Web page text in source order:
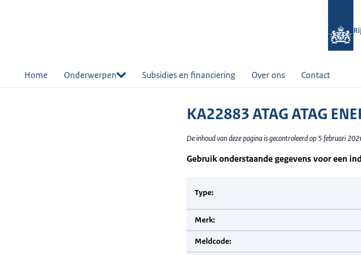
Home Onderwerpen Subsidies en financiering Over ons Contact
KA22883 ATAG ATAG
De inhoud van deze pagina is gecontroleerd op 5 februari
Gebruik onderstaande gegevens voor een
Type:
Merk:
Meldcode: